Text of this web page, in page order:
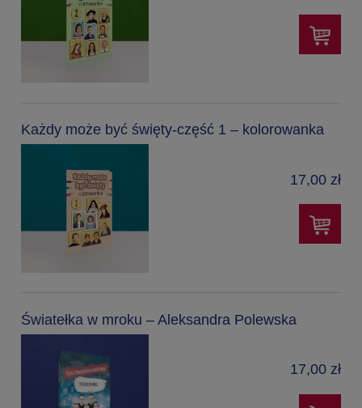
Każdy może być święty-część 1 – kolorowanka
17,00 zł
Światełka w mroku – Aleksandra Polewska
17,00 zł